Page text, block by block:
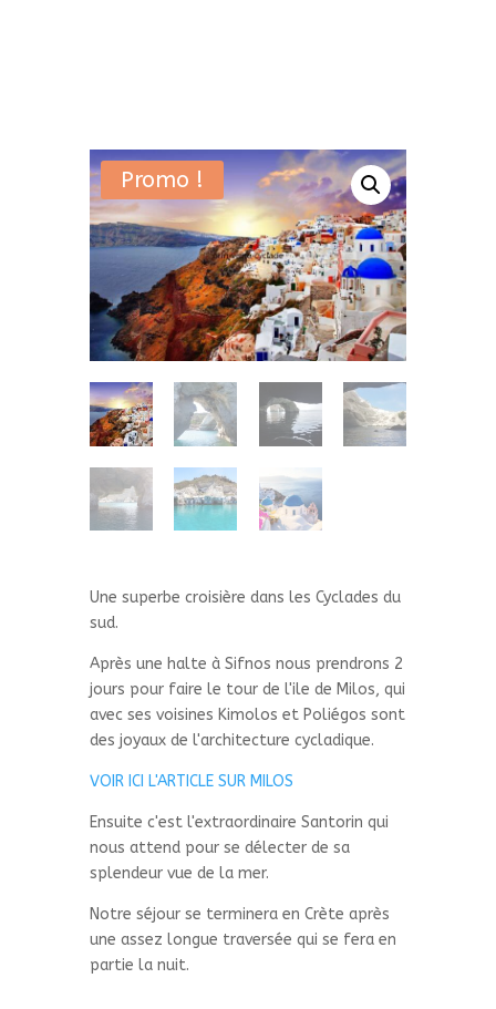
Promo !
Une superbe croisière dans les Cyclades du
sud.
Après une halte à Sifnos nous prendrons 2
jours pour faire le tour de l'ile de Milos, qui
avec ses voisines Kimolos et Poliégos sont
des joyaux de l'architecture cycladique.
VOIR ICI L'ARTICLE SUR MILOS
Ensuite c'est l'extraordinaire Santorin qui
nous attend pour se délecter de sa
splendeur vue de la mer.
Notre séjour se terminera en Crète après
une assez longue traversée qui se fera en
partie la nuit.